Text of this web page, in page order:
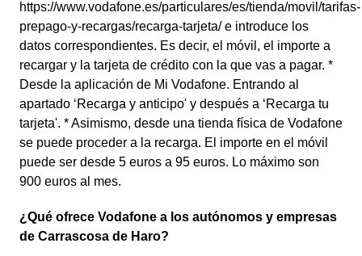
https://www.vodafone.es/particulares/es/tienda/movil/tarifas-
prepago-y-recargas/recarga-tarjeta/ e introduce los
datos correspondientes. Es decir, el móvil, el importe a
recargar y la tarjeta de crédito con la que vas a pagar. *
Desde la aplicación de Mi Vodafone. Entrando al
apartado ‘Recarga y anticipo' y después a ‘Recarga tu
tarjeta'. * Asimismo, desde una tienda física de Vodafone
se puede proceder a la recarga. El importe en el móvil
puede ser desde 5 euros a 95 euros. Lo máximo son
900 euros al mes.
¿Qué ofrece Vodafone a los autónomos y empresas
de Carrascosa de Haro?